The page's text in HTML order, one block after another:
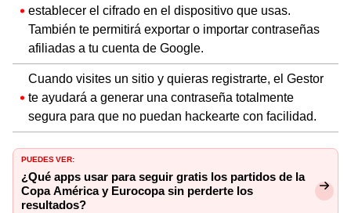
establecer el cifrado en el dispositivo que usas.
También te permitirá exportar o importar contraseñas
afiliadas a tu cuenta de Google.
Cuando visites un sitio y quieras registrarte, el Gestor
te ayudará a generar una contraseña totalmente
segura para que no puedan hackearte con facilidad.
PUEDES VER:
¿Qué apps usar para seguir gratis los partidos de la
Copa América y Eurocopa sin perderte los
resultados?